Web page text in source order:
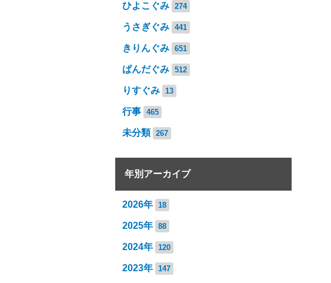
ひよこぐみ 274
うさぎぐみ 441
きりんぐみ 651
ぱんだぐみ 512
りすぐみ 13
行事 465
未分類 267
年別アーカイブ
2026年 18
2025年 88
2024年 120
2023年 147